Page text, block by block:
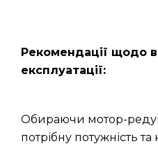
Рекомендації щодо
експлуатації:
Обираючи мотор-
потрібну потужність